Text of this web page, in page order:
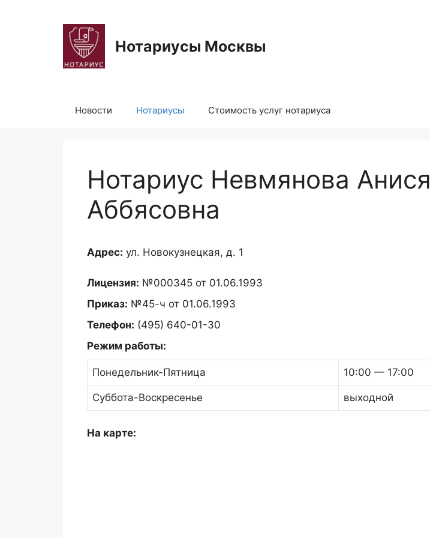
содержимому
Нотариусы Москвы
Новости Нотариусы Стоимость услуг нотариуса
Нотариус Невмянова Анися
Аббясовна
Адрес: ул. Новокузнецкая, д. 1
Лицензия: №000345 от 01.06.1993
Приказ: №45-ч от 01.06.1993
Телефон: (495) 640-01-30
Режим работы:
Понедельник-Пятница 10:00 — 17:00
Суббота-Воскресенье выходной
На карте: